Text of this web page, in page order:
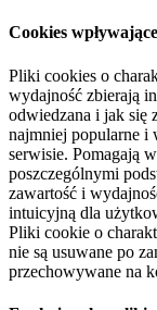
Cookies
Pliki cookies o
wydajność zbierają
odwiedzana i jak się
najmniej popularne i
serwisie. Pomagają
poszczególnymi
zawartość i
intuicyjną dla
Pliki cookie o
nie są usuwane po
przechowywane na